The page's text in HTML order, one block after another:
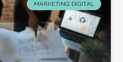
MARKETING DIGITAL